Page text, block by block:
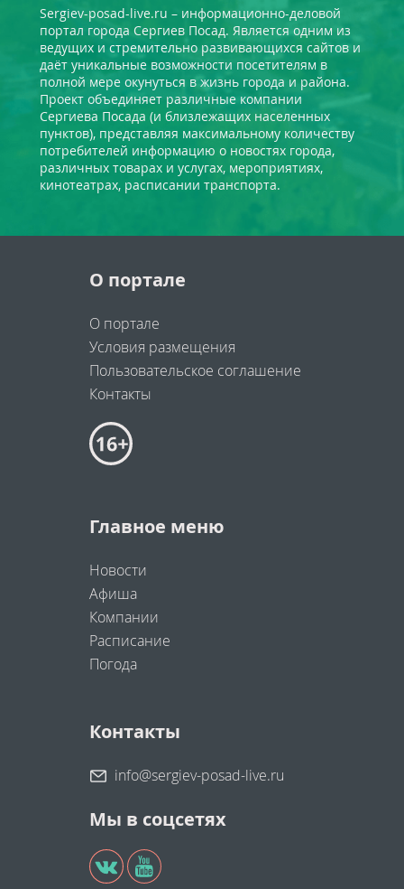
Sergiev-posad-live.ru – информационно-деловой
портал города Сергиев Посад. Является одним из
ведущих и стремительно развивающихся сайтов и
даёт уникальные возможности посетителям в
полной мере окунуться в жизнь города и района.
Проект объединяет различные компании
Сергиева Посада (и близлежащих населенных
пунктов), представляя максимальному количеству
потребителей информацию о новостях города,
различных товарах и услугах, мероприятиях,
кинотеатрах, расписании транспорта.
О портале
О портале
Условия размещения
Пользовательское соглашение
Контакты
Главное меню
Новости
Афиша
Компании
Расписание
Погода
Контакты
info@sergiev-posad-live.ru
Мы в соцсетях